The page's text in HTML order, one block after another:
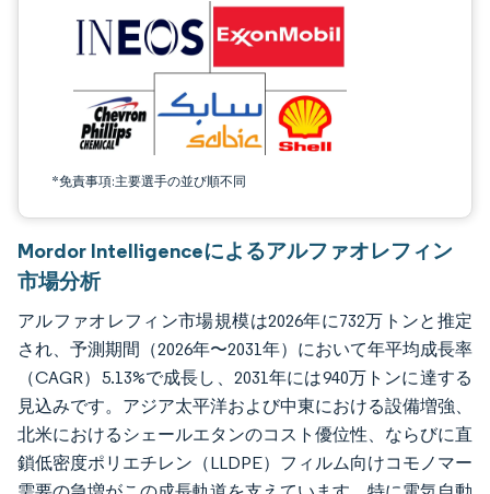
*免責事項:主要選手の並び順不同
Mordor Intelligenceによるアルファオレフィン
市場分析
アルファオレフィン市場規模は2026年に732万トンと推定
され、予測期間（2026年〜2031年）において年平均成長率
（CAGR）5.13%で成長し、2031年には940万トンに達する
見込みです。アジア太平洋および中東における設備増強、
北米におけるシェールエタンのコスト優位性、ならびに直
鎖低密度ポリエチレン（LLDPE）フィルム向けコモノマー